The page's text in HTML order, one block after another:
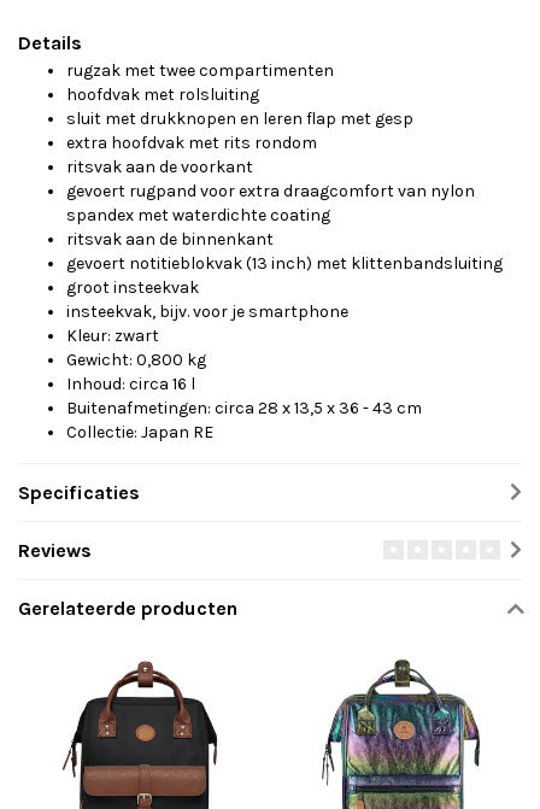
Details
rugzak met twee compartimenten
hoofdvak met rolsluiting
sluit met drukknopen en leren flap met gesp
extra hoofdvak met rits rondom
ritsvak aan de voorkant
gevoert rugpand voor extra draagcomfort van nylon
spandex met waterdichte coating
ritsvak aan de binnenkant
gevoert notitieblokvak (13 inch) met klittenbandsluiting
groot insteekvak
insteekvak, bijv. voor je smartphone
Kleur: zwart
Gewicht: 0,800 kg
Inhoud: circa 16 l
Buitenafmetingen: circa 28 x 13,5 x 36 - 43 cm
Collectie: Japan RE
Specificaties
Reviews
Gerelateerde producten